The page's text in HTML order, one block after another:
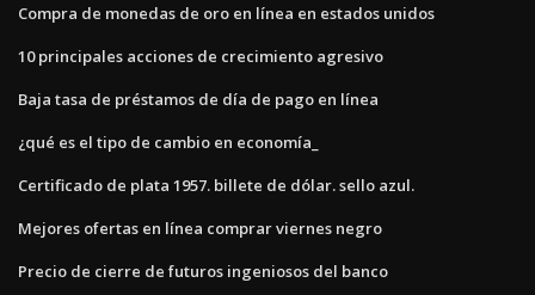
Compra de monedas de oro en línea en estados unidos
10 principales acciones de crecimiento agresivo
Baja tasa de préstamos de día de pago en línea
¿qué es el tipo de cambio en economía_
Certificado de plata 1957. billete de dólar. sello azul.
Mejores ofertas en línea comprar viernes negro
Precio de cierre de futuros ingeniosos del banco